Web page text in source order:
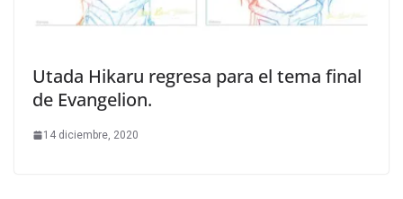
Utada Hikaru regresa para el tema final
de Evangelion.
14 diciembre, 2020